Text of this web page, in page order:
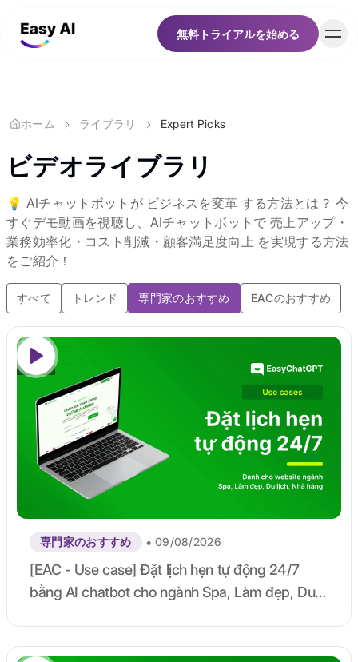
無料トライアルを始める
無料トライアルを始める
価格
リソース
キャリア
会社概要
日本語
ホーム ライブラリ Expert Picks
ビデオライブラリ
💡 AIチャットボットが ビジネスを変革 する方法とは？ 今
すぐデモ動画を視聴し、AIチャットボットで 売上アップ・
業務効率化・コスト削減・顧客満足度向上 を実現する方法
をご紹介！
すべて トレンド 専門家のおすすめ EACのおすすめ
専門家のおすすめ • 09/08/2026
[EAC - Use case] Đặt lịch hẹn tự động 24/7
bằng AI chatbot cho ngành Spa, Làm đẹp, Du